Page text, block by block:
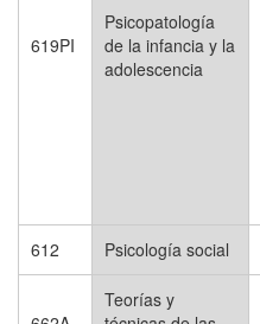
619PI
Psicopatología
de la infancia y la
adolescencia
612 Psicología social
Teorías y